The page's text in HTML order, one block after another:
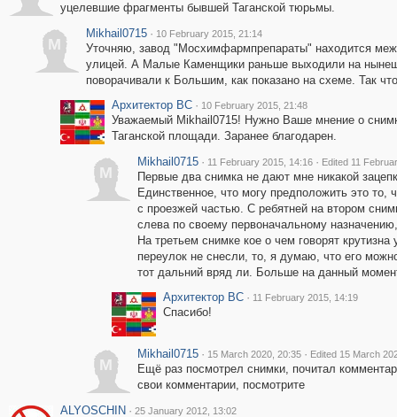
уцелевшие фрагменты бывшей Таганской тюрьмы.
M
Mikhail0715 · 10 February 2015, 21:14
Уточняю, завод "Мосхимфармпрепараты" находится
улицей. А Малые Каменщики раньше выходили на
поворачивали к Большим, как показано на схеме. Так
Архитектор ВС · 10 February 2015, 21:48
Уважаемый Mikhail0715! Нужно Ваше мнение о
Таганской площади. Заранее благодарен.
M
Mikhail0715 · 11 February 2015, 14:16 · Edited 11
Первые два снимка не дают мне никакой
Единственное, что могу предположить это то,
с проезжей частью. С ребятней на втором
слева по своему первоначальному
На третьем снимке кое о чем говорят
переулок не снесли, то, я думаю, что его
тот дальний вряд ли. Больше на данный
Архитектор ВС · 11 February 2015, 14:19
Спасибо!
M
Mikhail0715 · 15 March 2020, 20:35 · Edited 15 March
Ещё раз посмотрел снимки, почитал
свои комментарии, посмотрите
ALYOSCHIN · 25 January 2012, 13:02